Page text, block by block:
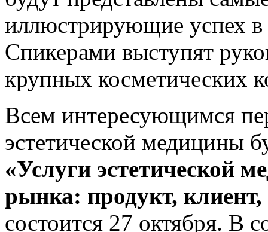
иллюстрирующие успех в
Спикерами выступят
крупных косметических
Всем интересующимся
эстетической медицины
«Услуги эстетической
рынка: продукт,
состоится 27 октября. В